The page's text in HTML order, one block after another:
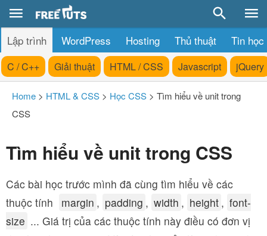
Lập trình WordPress Hosting Thủ thuật Tin học
C / C++ Giải thuật HTML / CSS Javascript jQuery
Home > HTML & CSS > Học CSS > Tìm hiểu về unit trong
CSS
Tìm hiểu về unit trong CSS
Các bài học trước mình đã cùng tìm hiểu về các
thuộc tính
margin , padding , width , height , font-
size ... Giá trị của các thuộc tính này điều có đơn vị